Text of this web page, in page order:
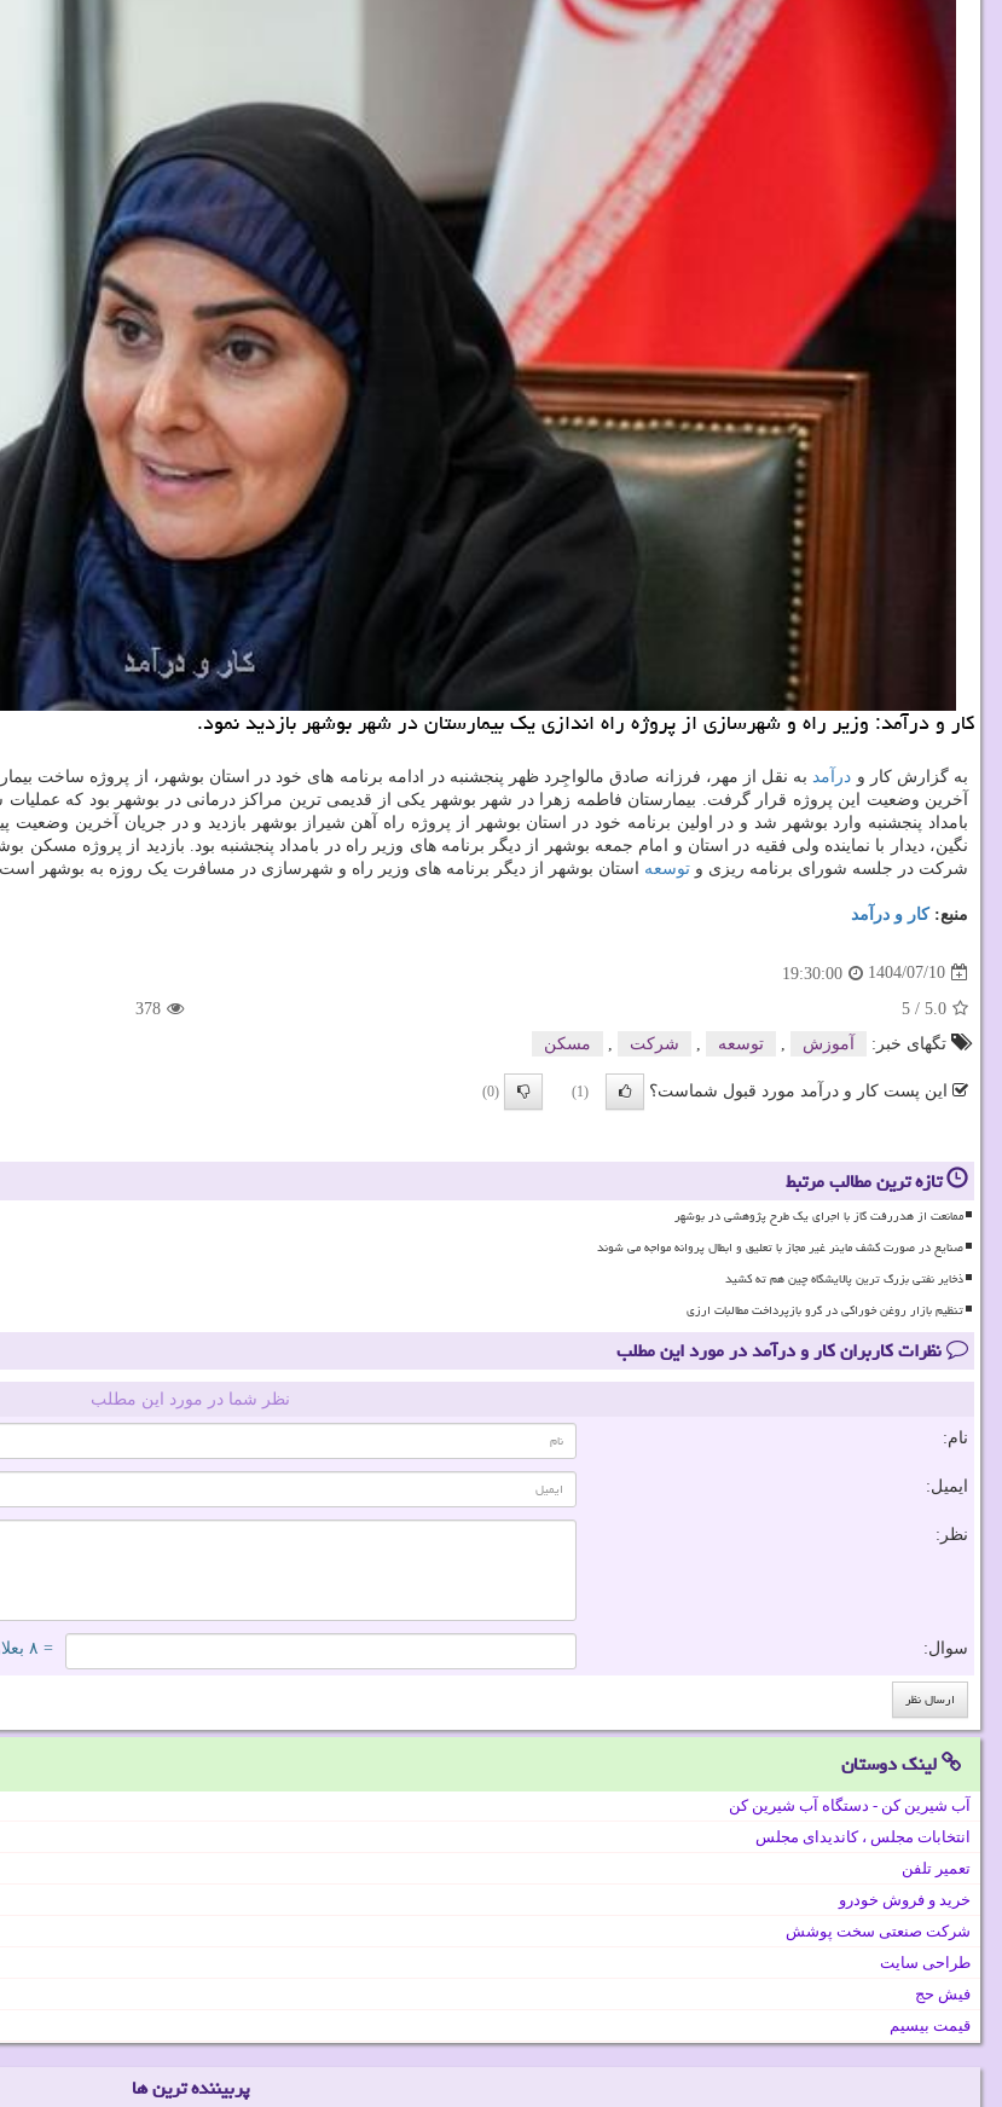
کار و درآمد: وزیر راه و شهرسازی از پروژه راه اندازی یک بیمارستان در شهر بوشهر بازدید نمود.
به گزارش کار و درآمد به نقل از مهر، فرزانه صادق مالواجِرد ظهر پنجشنبه در ادامه برنامه های خود در استان بوشهر، از پروژه ساخت
آخرین وضعیت این پروژه قرار گرفت. بیمارستان فاطمه زهرا در شهر بوشهر یکی از قدیمی ترین مراکز درمانی در بوشهر بود که
بامداد پنجشنبه وارد بوشهر شد و در اولین برنامه خود در استان بوشهر از پروژه راه آهن شیراز بوشهر بازدید و در جریان آخرین
نگین، دیدار با نماینده ولی فقیه در استان و امام جمعه بوشهر از دیگر برنامه های وزیر راه در بامداد پنجشنبه بود. بازدید از پروژه
شرکت در جلسه شورای برنامه ریزی و توسعه استان بوشهر از دیگر برنامه های وزیر راه و شهرسازی در مسافرت یک روزه به بوشهر است.
منبع:كار و درآمد
1404/07/10
19:30:00
5.0
/
5
378
تگهای خبر:
آموزش توسعه شركت مسكن
این پست کار و درآمد مورد قبول شماست؟ (1)
(0)
تازه ترین مطالب مرتبط
ممانعت از هدررفت گاز با اجرای یک طرح پژوهشی در بوشهر
صنایع در صورت کشف ماینر غیر مجاز با تعلیق و ابطال پروانه مواجه می شوند
ذخایر نفتی بزرگ ترین پالایشگاه چین هم ته کشید
تنظیم بازار روغن خوراکی در گرو بازپرداخت مطالبات ارزی
نظرات کاربران کار و درآمد در مورد این مطلب
نظر شما در مورد این مطلب
نام:
ایمیل:
نظر:
سوال: = ۸ بعلاوه ۳
لینک دوستان
آب شیرین کن - دستگاه آب شیرین کن
انتخابات مجلس ، کاندیدای مجلس
تعمیر تلفن
خرید و فروش خودرو
شرکت صنعتی سخت پوشش
طراحی سایت
فیش حج
قیمت بیسیم
پربیننده ترین ها